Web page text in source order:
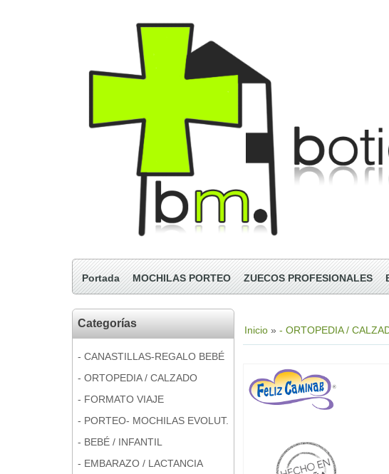
Portada MOCHILAS PORTEO ZUECOS PROFESIONALES
Categorías
- CANASTILLAS-REGALO BEBÉ
- ORTOPEDIA / CALZADO
- FORMATO VIAJE
- PORTEO- MOCHILAS EVOLUT.
- BEBÉ / INFANTIL
- EMBARAZO / LACTANCIA
Inicio» - ORTOPEDIA /